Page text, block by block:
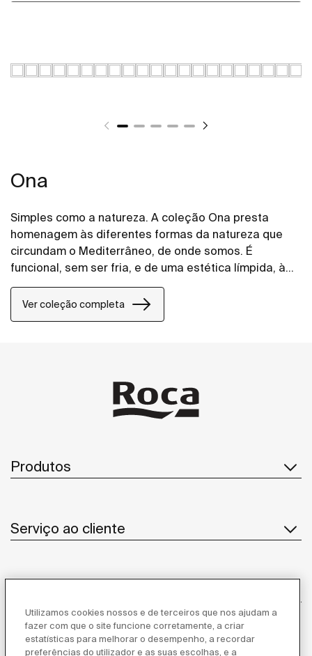
Ona
Simples como a natureza. A coleção Ona presta
homenagem às diferentes formas da natureza que
circundam o Mediterrâneo, de onde somos. É
funcional, sem ser fria, e de uma estética límpida, à
imagem do calor inerente do ambiente natural, feita
para quem aprecia o poder das paisagens
silenciosas.
Ver coleção completa
Produtos
Serviço ao cliente
Inspiração
Utilizamos cookies nossos e de terceiros que nos ajudam a
fazer com que o site funcione corretamente, a criar
estatísticas para melhorar o desempenho, a recordar
preferências do utilizador e as suas escolhas, e a